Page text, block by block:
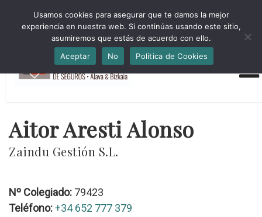
HORARIO INVIERNO Lun-Jue 09:00-16:30 Vier 9:00-14:00
administracion@cmsab.eus 94.442.43.43 Móvil y Whatsapp
688.889.170
Aitor Aresti Alonso
Zaindu Gestión S.L.
Nº Colegiado: 79423
Teléfono:+34 652 777 379
Usamos cookies para asegurar que te damos la mejor
experiencia en nuestra web. Si continúas usando este sitio,
asumiremos que estás de acuerdo con ello.
Aceptar
No Política de Cookies